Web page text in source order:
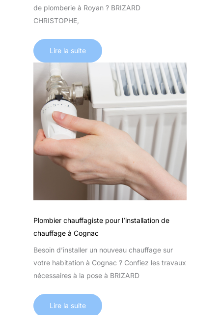
de plomberie à Royan ? BRIZARD
CHRISTOPHE,
Lire la suite
Plombier chauffagiste pour l’installation de
chauffage à Cognac
Besoin d’installer un nouveau chauffage sur
votre habitation à Cognac ? Confiez les travaux
nécessaires à la pose à BRIZARD
Lire la suite